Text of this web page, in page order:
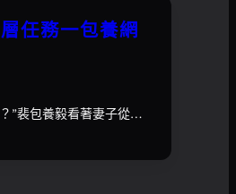
任務一包養網
”裴包養毅看著妻子從…